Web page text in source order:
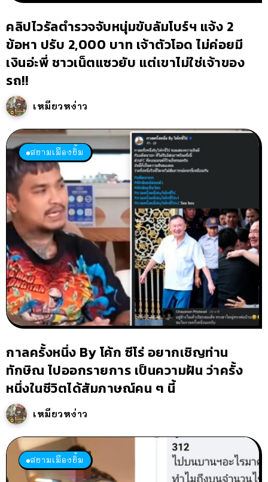
คลิปไวรัลตำรวจจับหนุ่มขับลัมโบร์ฯ แจ้ง 2
ข้อหา ปรับ 2,000 บาท เจ้าตัวโอด ไม่ค่อยมี
เงินอ่ะพี่ ชาวเน็ตแซวยับ แต่เขาไม่ใช่เจ้าของ
รถ!!
เหมียวหง่าว
สยามเมืองยิ้ม
กาลครั้งหนึ่ง By โค้ก ซีโร่ อยากเชิญท่าน
ทักษิณ ไปออกรายการ เป็นความฝัน ว่าครั้ง
หนึ่งในชีวิตได้สัมภาษณ์คน ๆ นี้
เหมียวหง่าว
สยามเมืองยิ้ม